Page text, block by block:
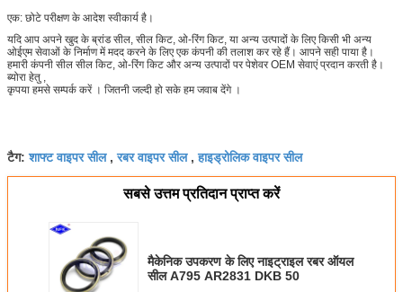
एक: छोटे परीक्षण के आदेश स्वीकार्य है।
यदि आप अपने खुद के ब्रांड सील, सील किट, ओ-रिंग किट, या अन्य उत्पादों के लिए किसी भी अन्य
ओईएम सेवाओं के निर्माण में मदद करने के लिए एक कंपनी की तलाश कर रहे हैं। आपने सही पाया है।
हमारी कंपनी सील सील किट, ओ-रिंग किट और अन्य उत्पादों पर पेशेवर OEM सेवाएं प्रदान करती है।
ब्योरा हेतु ,
कृपया हमसे सम्पर्क करें । जितनी जल्दी हो सके हम जवाब देंगे ।
टैग:शाफ्ट वाइपर सील,रबर वाइपर सील,हाइड्रोलिक वाइपर सील
सबसे उत्तम प्रतिदान प्राप्त करें
मैकेनिक उपकरण के लिए नाइट्राइल रबर ऑयल
सील A795 AR2831 DKB 50